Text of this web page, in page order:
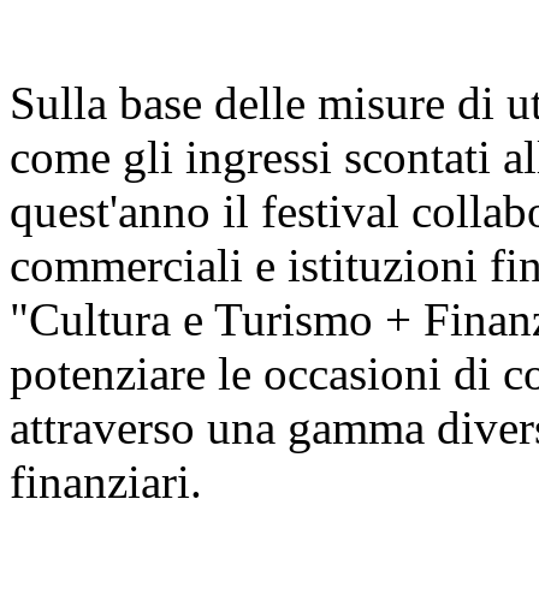
Sulla base delle misure di
come gli ingressi scontati
quest'anno il festival
commerciali e istituzioni
"Cultura e Turismo +
potenziare le occasioni di
attraverso una gamma
finanziari.